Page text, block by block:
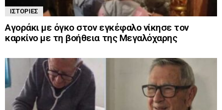
ΙΣΤΟΡΊΕΣ
Αγοράκι με όγκο στον εγκέφαλο νίκησε τον
καρκίνο με τη βοήθεια της Μεγαλόχαρης